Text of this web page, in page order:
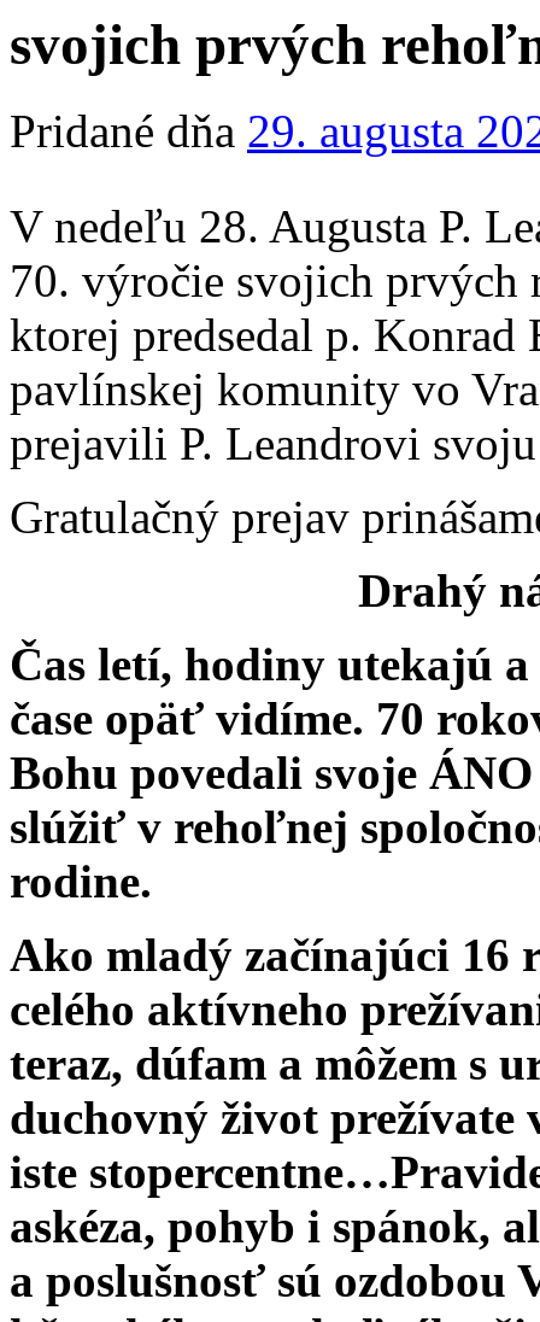
svojich prvých
Pridané dňa 29. augusta
V nedeľu 28. Augusta P.
70. výročie svojich prvých
ktorej predsedal p. Konrad
pavlínskej komunity vo
prejavili P. Leandrovi
Gratulačný prejav
Drahý
Čas letí, hodiny utekajú a
čase opäť vidíme. 70
Bohu povedali svoje
slúžiť v rehoľnej
rodine.
Ako mladý začínajúci 16
celého aktívneho
teraz, dúfam a môžem s
duchovný život prežívate
iste
askéza, pohyb i spánok,
a poslušnosť sú ozdobou